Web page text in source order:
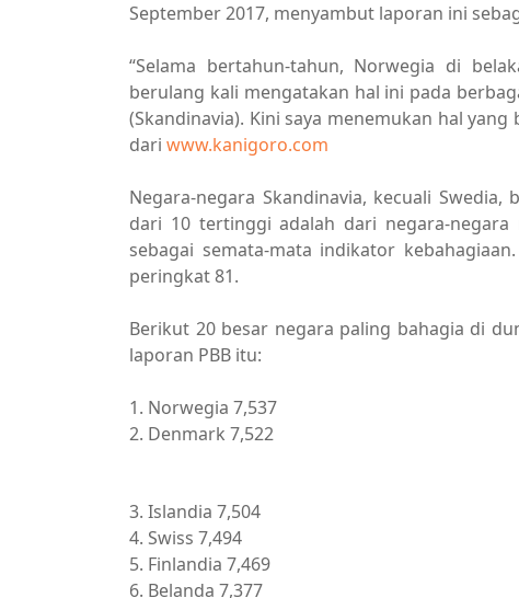
September 2017, menyambut laporan ini
“Selama bertahun-tahun, Norwegia di
berulang kali mengatakan hal ini pada
(Skandinavia). Kini saya menemukan hal
dari www.kanigoro.com
Negara-negara Skandinavia, kecuali
dari 10 tertinggi adalah dari negara-
sebagai semata-mata indikator
peringkat 81.
Berikut 20 besar negara paling bahagia di
laporan PBB itu:
1. Norwegia 7,537
2. Denmark 7,522
3. Islandia 7,504
4. Swiss 7,494
5. Finlandia 7,469
6. Belanda 7,377